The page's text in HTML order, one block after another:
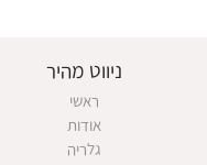
ניווט מהיר
ראשי
אודות
גלריה